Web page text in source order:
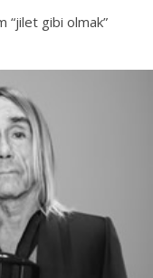
“jilet gibi olmak”